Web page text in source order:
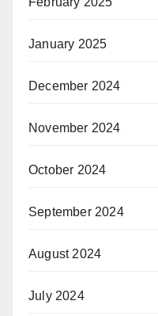
January 2025
December 2024
November 2024
October 2024
September 2024
August 2024
July 2024